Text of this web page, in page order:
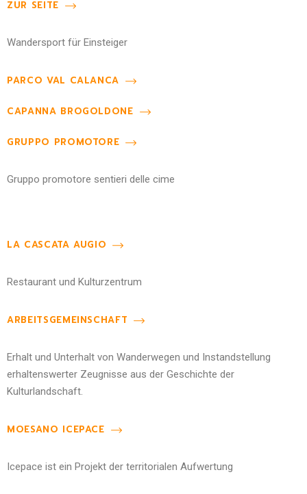
ZUR SEITE
Wandersport für Einsteiger
PARCO VAL CALANCA
CAPANNA BROGOLDONE
GRUPPO PROMOTORE
Gruppo promotore sentieri delle cime
LA CASCATA AUGIO
Restaurant und Kulturzentrum
ARBEITSGEMEINSCHAFT
Erhalt und Unterhalt von Wanderwegen und Instandstellung
erhaltenswerter Zeugnisse aus der Geschichte der
Kulturlandschaft.
MOESANO ICEPACE
Icepace ist ein Projekt der territorialen Aufwertung